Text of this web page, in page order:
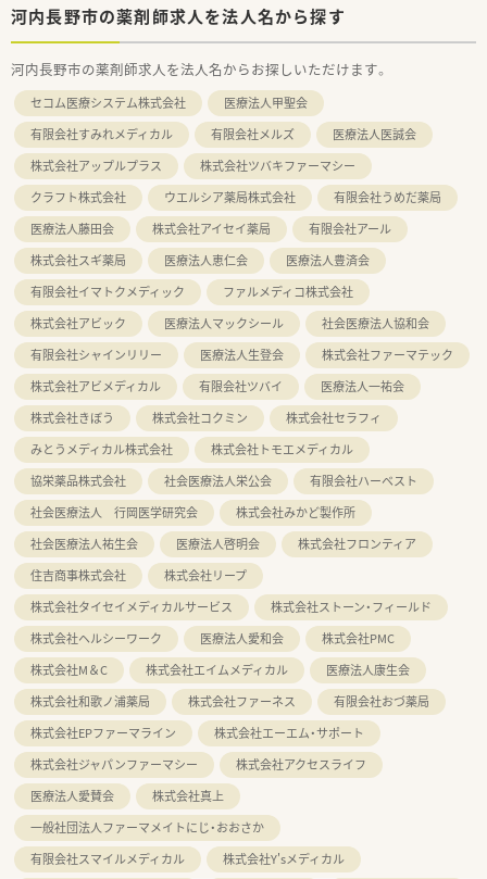
河内長野市の薬剤師求人を法人名から探す
河内長野市の薬剤師求人を法人名からお探しいただけます。
セコム医療システム株式会社
医療法人甲聖会
有限会社すみれメディカル
有限会社メルズ
医療法人医誠会
株式会社アップルプラス
株式会社ツバキファーマシー
クラフト株式会社
ウエルシア薬局株式会社
有限会社うめだ薬局
医療法人藤田会
株式会社アイセイ薬局
有限会社アール
株式会社スギ薬局
医療法人恵仁会
医療法人豊済会
有限会社イマトクメディック
ファルメディコ株式会社
株式会社アビック
医療法人マックシール
社会医療法人協和会
有限会社シャインリリー
医療法人生登会
株式会社ファーマテック
株式会社アビメディカル
有限会社ツバイ
医療法人一祐会
株式会社きぼう
株式会社コクミン
株式会社セラフィ
みとうメディカル株式会社
株式会社トモエメディカル
協栄薬品株式会社
社会医療法人栄公会
有限会社ハーベスト
社会医療法人 行岡医学研究会
株式会社みかど製作所
社会医療法人祐生会
医療法人啓明会
株式会社フロンティア
住吉商事株式会社
株式会社リープ
株式会社タイセイメディカルサービス
株式会社ストーン・フィールド
株式会社ヘルシーワーク
医療法人愛和会
株式会社PMC
株式会社M＆C
株式会社エイムメディカル
医療法人康生会
株式会社和歌ノ浦薬局
株式会社ファーネス
有限会社おづ薬局
株式会社EPファーマライン
株式会社エーエム・サポート
株式会社ジャパンファーマシー
株式会社アクセスライフ
医療法人愛賛会
株式会社真上
一般社団法人ファーマメイトにじ・おおさか
有限会社スマイルメディカル
株式会社Y'sメディカル